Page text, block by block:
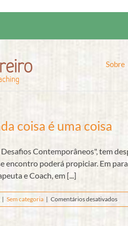
Sobre
coisa é uma coisa
Contemporâneos", tem
encontro poderá propiciar. Em
e Coach, em [...]
| Sem categoria | Comentários desativadosem